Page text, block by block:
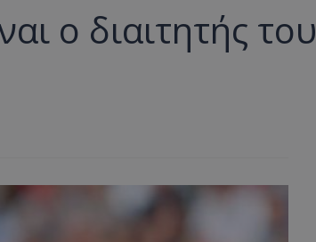
ο διαιτητής του